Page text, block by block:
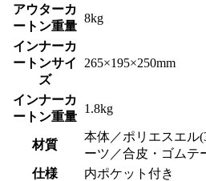
アウターカ
ートン重量
8kg
インナーカ
ートンサイ
ズ
265×195×250mm
インナーカ
ートン重量
1.8kg
材質
本体／ポリエスエル
ーツ／合皮・ゴムテ
仕様
内ポケット付き